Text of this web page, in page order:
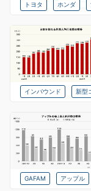
トヨタ ホンダ
インバウンド 新型
GAFAM アップル